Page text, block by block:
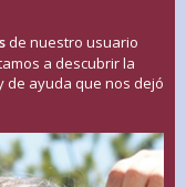
de nuestro usuario
a descubrir la
de ayuda que nos dejó